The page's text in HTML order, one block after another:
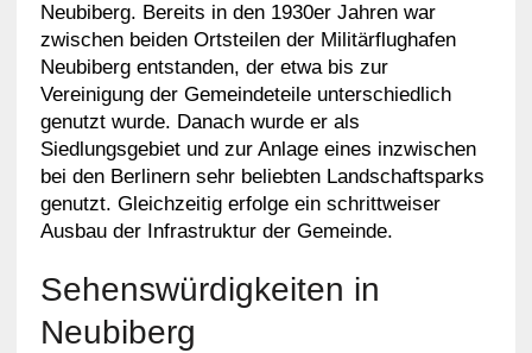
Neubiberg. Bereits in den 1930er Jahren war
zwischen beiden Ortsteilen der Militärflughafen
Neubiberg entstanden, der etwa bis zur
Vereinigung der Gemeindeteile unterschiedlich
genutzt wurde. Danach wurde er als
Siedlungsgebiet und zur Anlage eines inzwischen
bei den Berlinern sehr beliebten Landschaftsparks
genutzt. Gleichzeitig erfolge ein schrittweiser
Ausbau der Infrastruktur der Gemeinde.
Sehenswürdigkeiten in
Neubiberg